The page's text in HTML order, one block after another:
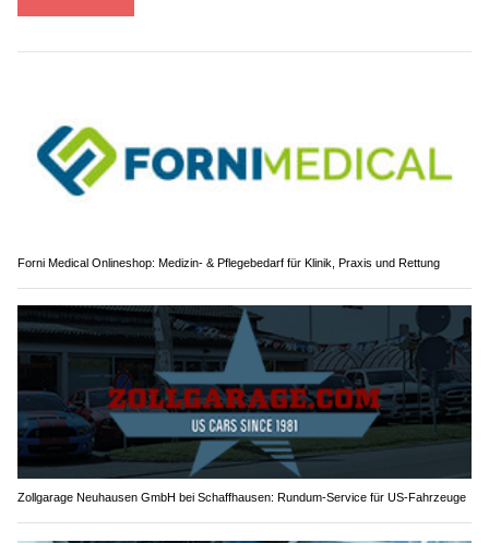
Forni Medical Onlineshop: Medizin- & Pflegebedarf für Klinik, Praxis und Rettung
Zollgarage Neuhausen GmbH bei Schaffhausen: Rundum-Service für US-Fahrzeuge